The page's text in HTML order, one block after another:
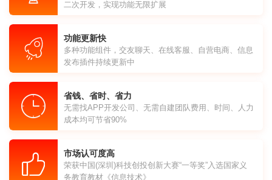
二次开发，实现功能无限扩展
功能更新快
多种功能组件，交友聊天、在线客服、自营电商、信息
发布插件持续更新中
省钱、省时、省力
无需找APP开发公司、无需自建团队费用、时间、人力
成本均可节省90%
市场认可度高
荣获中国(深圳)科技创投创新大赛“一等奖”入选国家义
务教育教材《信息技术》